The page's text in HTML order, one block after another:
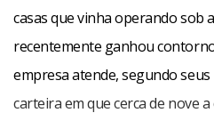
casas que vinha operando sob
recentemente ganhou
empresa atende, segundo
carteira em que cerca de nove